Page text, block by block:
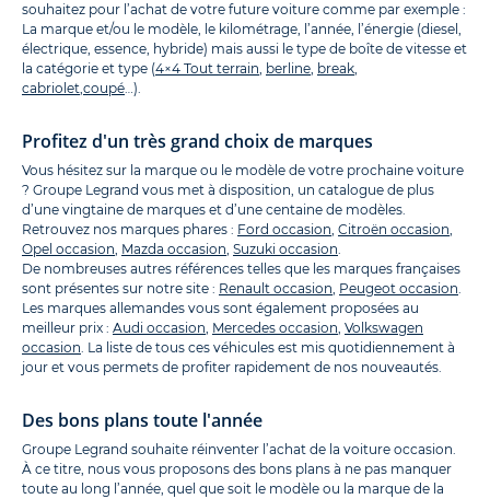
souhaitez pour l’achat de votre future voiture comme par exemple :
La marque et/ou le modèle, le kilométrage, l’année, l’énergie (diesel,
électrique, essence, hybride) mais aussi le type de boîte de vitesse et
la catégorie et type (4×4 Tout terrain, berline, break,
cabriolet,coupé…).
Profitez d'un très grand choix de marques
Vous hésitez sur la marque ou le modèle de votre prochaine voiture
? Groupe Legrand vous met à disposition, un catalogue de plus
d’une vingtaine de marques et d’une centaine de modèles.
Retrouvez nos marques phares : Ford occasion, Citroën occasion,
Opel occasion, Mazda occasion, Suzuki occasion.
De nombreuses autres références telles que les marques françaises
sont présentes sur notre site : Renault occasion, Peugeot occasion.
Les marques allemandes vous sont également proposées au
meilleur prix : Audi occasion, Mercedes occasion, Volkswagen
occasion. La liste de tous ces véhicules est mis quotidiennement à
jour et vous permets de profiter rapidement de nos nouveautés.
Des bons plans toute l'année
Groupe Legrand souhaite réinventer l’achat de la voiture occasion.
À ce titre, nous vous proposons des bons plans à ne pas manquer
toute au long l’année, quel que soit le modèle ou la marque de la